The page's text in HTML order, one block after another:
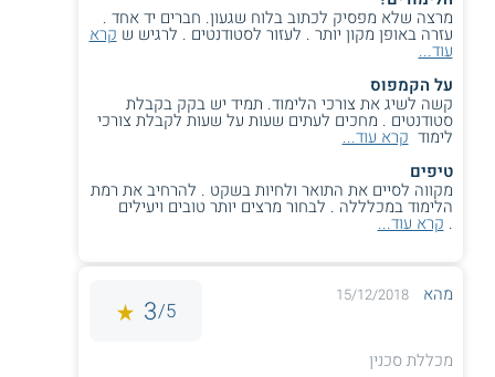
מרצה שלא מפסיק לכתוב בלוח שגעון. חברים יד אחד .
עזרה באופן מקון יותר . לעזור לסטודנטים . לרגיש ש קרא
עוד...
על הקמפוס
קשה לשיג את צורכי הלימוד. תמיד יש בקק בקבלת
סטודנטים . מחכים לעתים שעות על שעות לקבלת צורכי
לימוד קרא עוד...
טיפים
מקווה לסיים את התואר ולחיות בשקט . להרחיב את רמת
הלימוד במכלללה . לבחור מרצים יותר טובים ויעילים
. קרא עוד...
מהא 15/12/2018
5/
3
מכללת סכנין